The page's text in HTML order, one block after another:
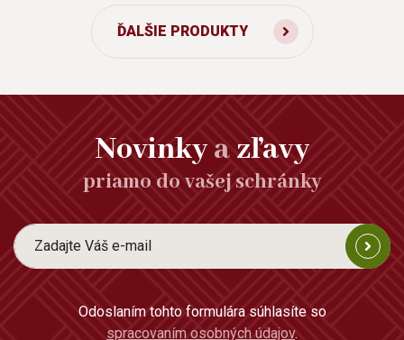
ĎALŠIE PRODUKTY
Novinkyazľavy
priamo do vašej schránky
Odoslaním tohto formulára súhlasíte so
spracovaním osobných údajov.